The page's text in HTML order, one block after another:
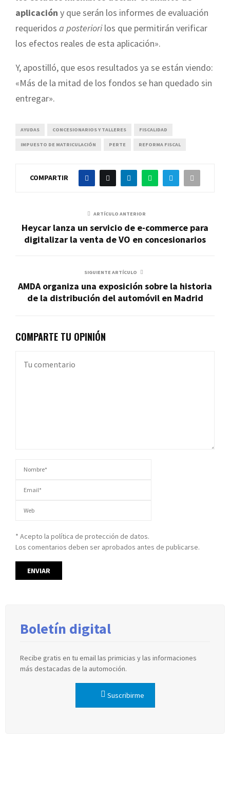
aplicación y que serán los informes de evaluación
requeridos a posteriorilos que permitirán verificar
los efectos reales de esta aplicación».
Y, apostilló, que esos resultados ya se están viendo:
«Más de la mitad de los fondos se han quedado sin
entregar».
AYUDAS CONCESIONARIOS Y TALLERES FISCALIDAD
IMPUESTO DE MATRICULACIÓN PERTE REFORMA FISCAL
COMPARTIR
ARTÍCULO ANTERIOR
Heycar lanza un servicio de e-commerce para
digitalizar la venta de VO en concesionarios
SIGUIENTE ARTÍCULO
AMDA organiza una exposición sobre la historia
de la distribución del automóvil en Madrid
COMPARTE TU OPINIÓN
* Acepto la política de protección de datos.
Los comentarios deben ser aprobados antes de publicarse.
Boletín digital
Recibe gratis en tu email las primicias y las informaciones
más destacadas de la automoción.
Suscribirme